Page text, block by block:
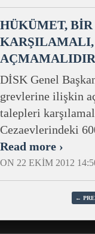
HÜKÜMET,
KARŞILAMALI,
DİSK Genel
grevlerine ilişkin
talepleri
Cezaevlerindeki
Read more ›
ON 22 EKIM 2012
←